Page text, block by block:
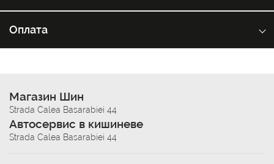
Оплата
Магазин Шин
Strada Calea Basarabiei 44
Автосервис в кишиневе
Strada Calea Basarabiei 44